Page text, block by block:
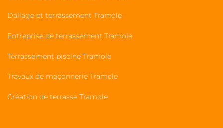
Dallage et terrassement Tramole
Entreprise de terrassement Tramole
Terrassement piscine Tramole
Travaux de maçonnerie Tramole
Création de terrasse Tramole